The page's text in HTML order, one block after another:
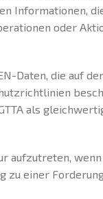
Informationen,
oder
Daten, die auf
als
aufzutreten,
zu einer